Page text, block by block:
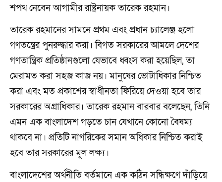
শপথ নেবেন আগামীর রাষ্ট্রনায়ক তারেক রহমান।
তারেক রহমানের সামনে প্রথম এবং প্রধান চ্যালেঞ্জ হলো
গণতন্ত্রের পুনরুদ্ধার করা। বিগত সরকারের আমলে দেশের
গণতান্ত্রিক প্রতিষ্ঠানগুলো যেভাবে ধ্বংস করা হয়েছিল, তা
মেরামত করা সহজ কাজ নয়। মানুষের ভোটাধিকার নিশ্চিত
করা এবং মত প্রকাশের স্বাধীনতা ফিরিয়ে দেওয়া হবে তার
সরকারের অগ্রাধিকার। তারেক রহমান বারবার বলেছেন, তিনি
এমন এক বাংলাদেশ গড়তে চান যেখানে কোনো বৈষম্য
থাকবে না। প্রতিটি নাগরিকের সমান অধিকার নিশ্চিত করাই
হবে তার সরকারের মূল লক্ষ্য।
বাংলাদেশের অর্থনীতি বর্তমানে এক কঠিন সন্ধিক্ষণে দাঁড়িয়ে